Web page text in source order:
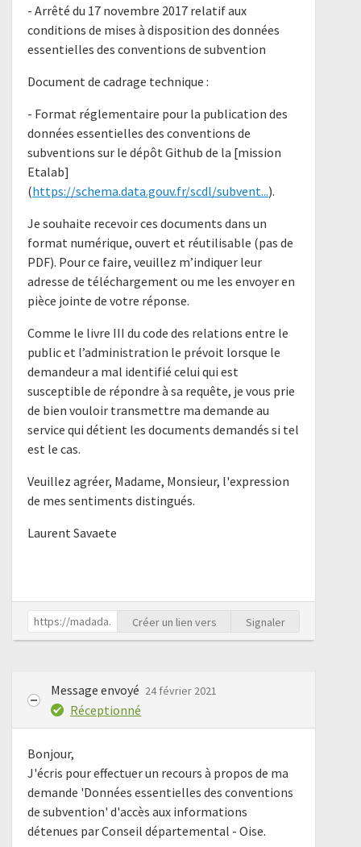
​- Arrêté du 17 novembre 2017 relatif aux
conditions de mises à disposition des données
essentielles des conventions de subvention​
Document de cadrage technique :
- Format réglementaire pour la publication des
données essentielles des conventions de
subventions sur le dépôt Github de la [mission
Etalab]
(https://schema.data.gouv.fr/scdl/subvent...).
Je souhaite recevoir ces documents dans un
format numérique, ouvert et réutilisable (pas de
PDF). Pour ce faire, veuillez m’indiquer leur
adresse de téléchargement ou me les envoyer en
pièce jointe de votre réponse.
Comme le livre III du code des relations entre le
public et l’administration le prévoit lorsque le
demandeur a mal identifié celui qui est
susceptible de répondre à sa requête, je vous prie
de bien vouloir transmettre ma demande au
service qui détient les documents demandés si tel
est le cas.
Veuillez agréer, Madame, Monsieur, l'expression
de mes sentiments distingués.
Laurent Savaete
Créer un lien vers Signaler
Message envoyé 24 février 2021
Réceptionné
Bonjour,
J'écris pour effectuer un recours à propos de ma
demande 'Données essentielles des conventions
de subvention' d'accès aux informations
détenues par Conseil départemental - Oise.